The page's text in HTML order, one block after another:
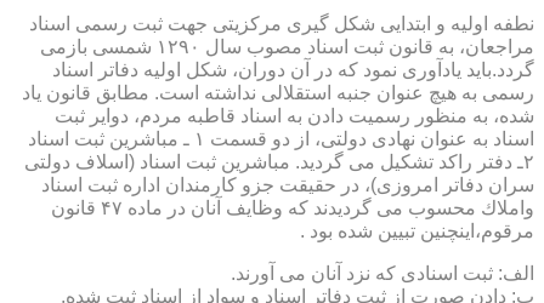
نطفه اولیه و ابتدایی شكل گیری مركزیتی جهت ثبت رسمی اسناد
مراجعان، به قانون ثبت اسناد مصوب سال ۱۲۹۰ شمسی بازمی
گردد.باید یادآوری نمود كه در آن دوران، شكل اولیه دفاتر اسناد
رسمی به هیچ عنوان جنبه استقلالی نداشته است. مطابق قانون یاد
شده، به منظور رسمیت دادن به اسناد قاطبه مردم، دوایر ثبت
اسناد به عنوان نهادی دولتی، از دو قسمت ۱ ـ مباشرین ثبت اسناد
۲ـ دفتر راكد تشكیل می گردید. مباشرین ثبت اسناد (اسلاف دولتی
سران دفاتر امروزی)، در حقیقت جزو كارمندان اداره ثبت اسناد
واملاك محسوب می گردیدند كه وظایف آنان در ماده ۴۷ قانون
مرقوم،اینچنین تبیین شده بود .
الف: ثبت اسنادی كه نزد آنان می آورند.
ب: دادن صورت از ثبت دفاتر اسناد و سواد از اسناد ثبت شده.